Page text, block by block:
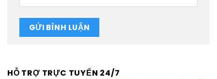
HỖ TRỢ TRỰC TUYẾN 24/7